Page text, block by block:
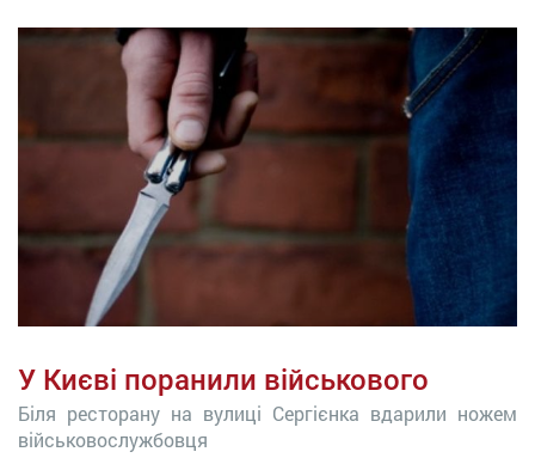
У Києві поранили військового
Біля ресторану на вулиці Сергієнка вдарили ножем
військовослужбовця